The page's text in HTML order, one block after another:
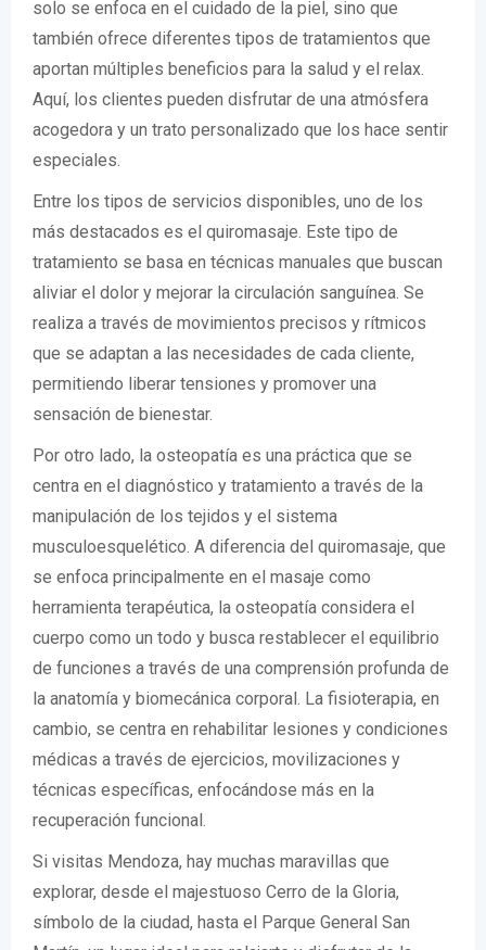
solo se enfoca en el cuidado de la piel, sino que
también ofrece diferentes tipos de tratamientos que
aportan múltiples beneficios para la salud y el relax.
Aquí, los clientes pueden disfrutar de una atmósfera
acogedora y un trato personalizado que los hace sentir
especiales.
Entre los tipos de servicios disponibles, uno de los
más destacados es el quiromasaje. Este tipo de
tratamiento se basa en técnicas manuales que buscan
aliviar el dolor y mejorar la circulación sanguínea. Se
realiza a través de movimientos precisos y rítmicos
que se adaptan a las necesidades de cada cliente,
permitiendo liberar tensiones y promover una
sensación de bienestar.
Por otro lado, la osteopatía es una práctica que se
centra en el diagnóstico y tratamiento a través de la
manipulación de los tejidos y el sistema
musculoesquelético. A diferencia del quiromasaje, que
se enfoca principalmente en el masaje como
herramienta terapéutica, la osteopatía considera el
cuerpo como un todo y busca restablecer el equilibrio
de funciones a través de una comprensión profunda de
la anatomía y biomecánica corporal. La fisioterapia, en
cambio, se centra en rehabilitar lesiones y condiciones
médicas a través de ejercicios, movilizaciones y
técnicas específicas, enfocándose más en la
recuperación funcional.
Si visitas Mendoza, hay muchas maravillas que
explorar, desde el majestuoso Cerro de la Gloria,
símbolo de la ciudad, hasta el Parque General San